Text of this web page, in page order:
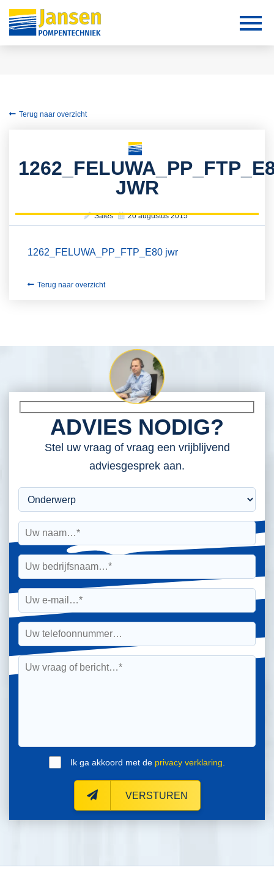
Terug naar overzicht
JWR
Sales 20 augustus 2015
1262_FELUWA_PP_FTP_E80 jwr
Terug naar overzicht
ADVIES NODIG?
Stel uw vraag of vraag een vrijblijvend
adviesgesprek aan.
Ik ga akkoord met de privacy verklaring
VERSTUREN